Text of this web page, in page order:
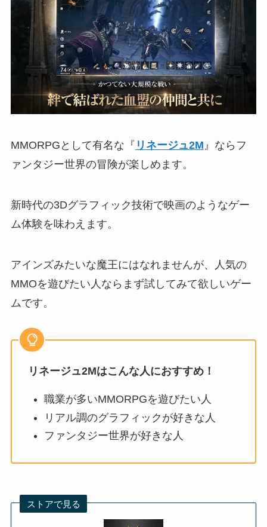
MMORPGとして有名な『 リネージュ2M』ならフ
ァンタジー世界の冒険が楽しめます。
新時代の3Dグラフィック技術で映画のようなゲー
ム体験を味わえます。
アインズみたいな魔王にはなれませんが、人気の
MMOを遊びたい人ならまず試してみて欲しいゲー
ムです。
リネージュ2Mはこんな人におすすめ！
職業が多いMMORPGを遊びたい人
リアル調のグラフィックが好きな人
ファンタジー世界が好きな人
ストアで見る